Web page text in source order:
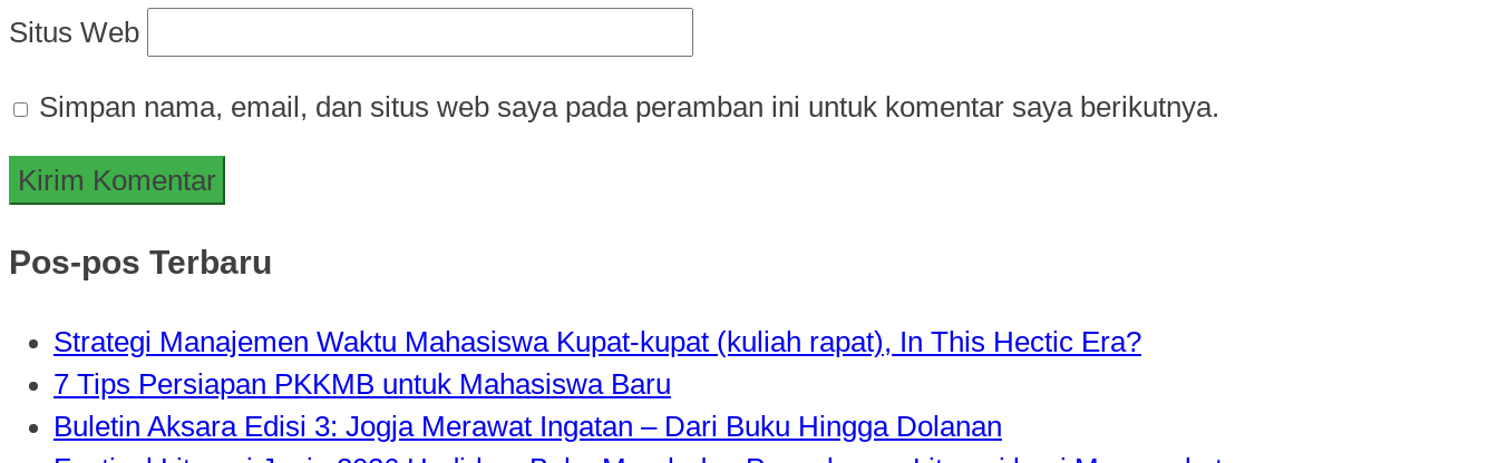
Situs Web
Simpan nama, email, dan situs web saya pada peramban ini untuk komentar saya berikutnya.
Pos-pos Terbaru
Strategi Manajemen Waktu Mahasiswa Kupat-kupat (kuliah rapat), In This Hectic Era?
7 Tips Persiapan PKKMB untuk Mahasiswa Baru
Buletin Aksara Edisi 3: Jogja Merawat Ingatan – Dari Buku Hingga Dolanan